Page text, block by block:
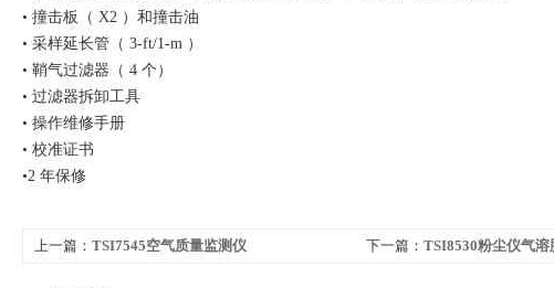
• 撞击板（ X2 ）和撞击油
• 采样延长管（ 3-ft/1-m ）
• 鞘气过滤器（ 4 个）
• 过滤器拆卸工具
• 操作维修手册
• 校准证书
•2 年保修
上一篇： TSI7545空气质量监测仪 下一篇： TSI8530粉尘仪气溶